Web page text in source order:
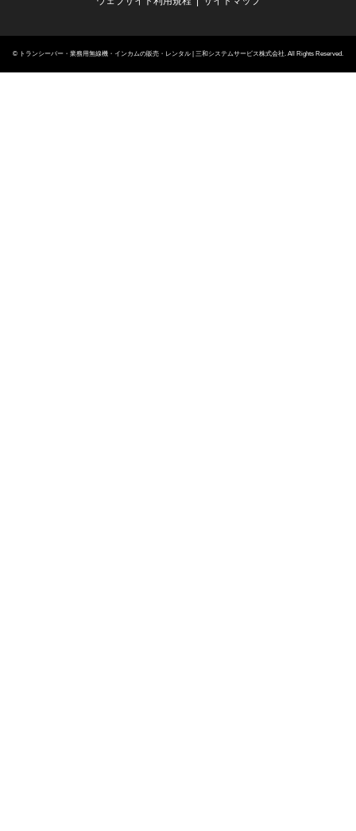
© トランシーバー・業務用無線機・インカムの販売・レンタル | 三和システムサービス株式会社. All Rights Reserved.